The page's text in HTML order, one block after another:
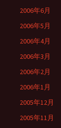
2006年6月
2006年5月
2006年4月
2006年3月
2006年2月
2006年1月
2005年12月
2005年11月